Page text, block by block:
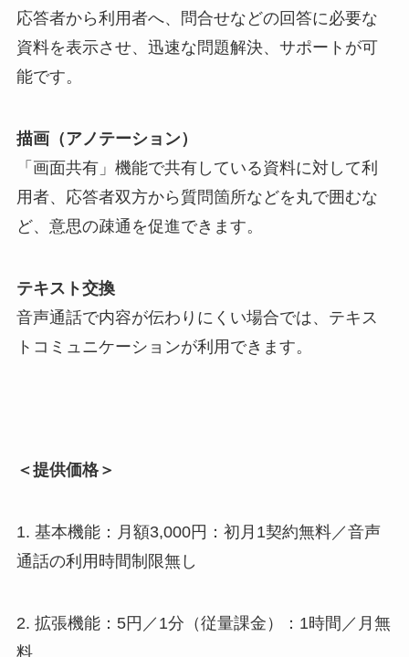
応答者から利用者へ、問合せなどの回答に必要な
資料を表示させ、迅速な問題解決、サポートが可
能です。
描画（アノテーション）
「画面共有」機能で共有している資料に対して利
用者、応答者双方から質問箇所などを丸で囲むな
ど、意思の疎通を促進できます。
テキスト交換
音声通話で内容が伝わりにくい場合では、テキス
トコミュニケーションが利用できます。
＜提供価格＞
1. 基本機能：月額3,000円：初月1契約無料／音声
通話の利用時間制限無し
2. 拡張機能：5円／1分（従量課金）：1時間／月無
料